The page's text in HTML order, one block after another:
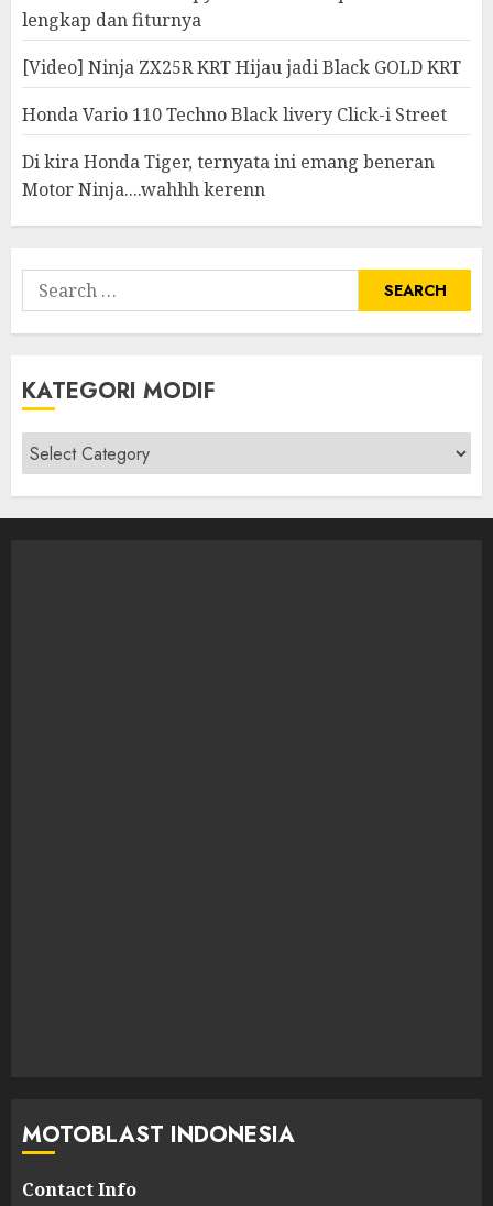
lengkap dan fiturnya
[Video] Ninja ZX25R KRT Hijau jadi Black GOLD KRT
Honda Vario 110 Techno Black livery Click-i Street
Di kira Honda Tiger, ternyata ini emang beneran
Motor Ninja....wahhh kerenn
Search
for:
KATEGORI MODIF
Kategori
modif
MOTOBLAST INDONESIA
Contact Info